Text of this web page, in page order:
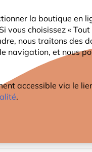
la boutique en
vous choisissez « Tout
nous traitons des
navigation, et nous
accessible via le
.
CADEAUX